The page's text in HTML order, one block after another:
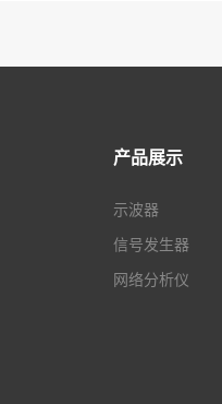
产品展示
示波器
信号发生器
网络分析仪